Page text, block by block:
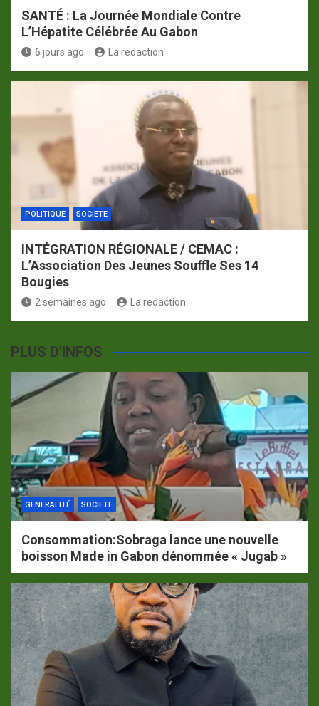
SANTÉ : La Journée Mondiale Contre
L’Hépatite Célébrée Au Gabon
6 jours ago La redaction
POLITIQUE SOCIETE
INTÉGRATION RÉGIONALE / CEMAC :
L’Association Des Jeunes Souffle Ses 14
Bougies
2 semaines ago La redaction
PLUS D'INFOS
GENERALITÉ SOCIETE
Consommation:Sobraga lance une nouvelle
boisson Made in Gabon dénommée « Jugab »